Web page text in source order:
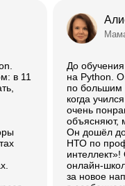
До
на Python.
по большим
когда
очень
объясняют,
Он дошёл
НТО по
онлайн-
за новое
в 11